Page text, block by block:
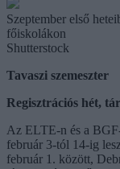
Szeptember első
főiskolákon
Shutterstock
Tavaszi szemeszter
Regisztrációs hét,
Az ELTE-n és a
február 3-tól 14-ig
február 1. között,